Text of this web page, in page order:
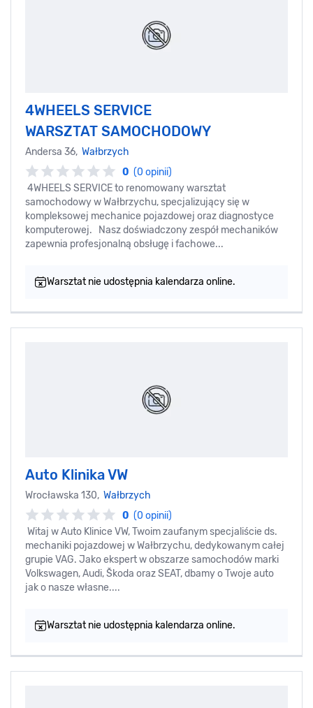
4WHEELS SERVICE
WARSZTAT SAMOCHODOWY
Andersa 36, Wałbrzych
0 (0 opinii)
4WHEELS SERVICE to renomowany warsztat
samochodowy w Wałbrzychu, specjalizujący się w
kompleksowej mechanice pojazdowej oraz diagnostyce
komputerowej. Nasz doświadczony zespół mechaników
zapewnia profesjonalną obsługę i fachowe...
Warsztat nie udostępnia kalendarza online.
Auto Klinika VW
Wrocławska 130, Wałbrzych
0 (0 opinii)
Witaj w Auto Klinice VW, Twoim zaufanym specjaliście ds.
mechaniki pojazdowej w Wałbrzychu, dedykowanym całej
grupie VAG. Jako ekspert w obszarze samochodów marki
Volkswagen, Audi, Škoda oraz SEAT, dbamy o Twoje auto
jak o nasze własne....
Warsztat nie udostępnia kalendarza online.